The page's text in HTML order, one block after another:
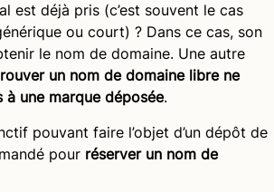
est déjà pris (c’est souvent le cas
ou court) ? Dans ce cas, son
le nom de domaine. Une autre
un nom de domaine libre ne
une marque déposée.
pouvant faire l’objet d’un dépôt de
pour réserver un nom de